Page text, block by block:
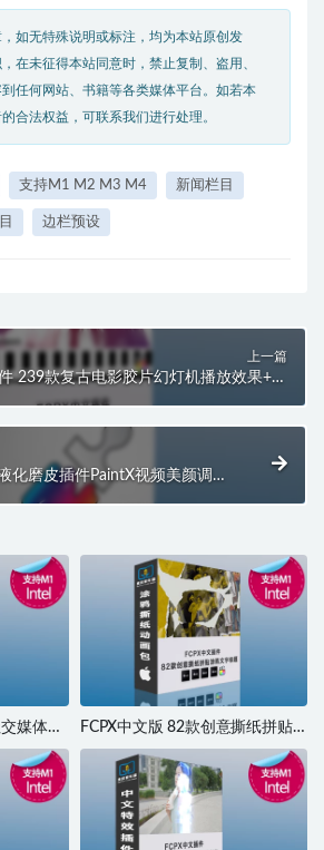
如无特殊说明或标注，均为本站原创发
在未征得本站同意时，禁止复制、盗用、
任何网站、书籍等各类媒体平台。如若本
合法权益，可联系我们进行处理。
支持M1 M2 M3 M4 新闻栏目
边栏预设
上一篇
239款复古电影胶片幻灯机播放效果+转
场 支持M1 M2 M3 M4 Intel
M4 Intel
媒体字
传介绍
FCPX中文版 82款创意撕纸拼贴
涂鸦文字标题动画包 支持M1 M2
M3 M4 Intel